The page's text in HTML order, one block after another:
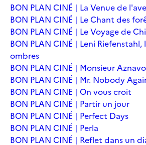
BON PLAN CINÉ | La Venue de
BON PLAN CINÉ | Le Chant des
BON PLAN CINÉ | Le Voyage de
BON PLAN CINÉ | Leni
ombres
BON PLAN CINÉ | Monsieur
BON PLAN CINÉ | Mr. Nobody
BON PLAN CINE | On vous croit
BON PLAN CINÉ | Partir un jour
BON PLAN CINÉ | Perfect Days
BON PLAN CINÉ | Perla
BON PLAN CINÉ | Reflet dans un